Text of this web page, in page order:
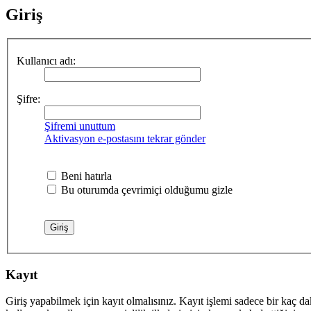
Giriş
Kullanıcı adı:
Şifre:
Şifremi unuttum
Aktivasyon e-postasını tekrar gönder
Beni hatırla
Bu oturumda çevrimiçi olduğumu gizle
Kayıt
Giriş yapabilmek için kayıt olmalısınız. Kayıt işlemi sadece bir kaç